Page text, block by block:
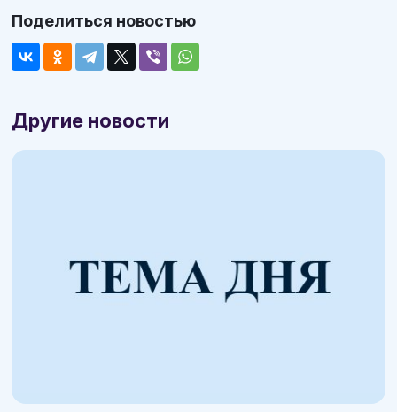
Поделиться новостью
Другие новости